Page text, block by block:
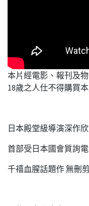
本片經電影、報刊及
18歲之人仕不得購買本
日本殿堂級導演深作
首部受日本國會質詢
千禧血腥話題作 無刪